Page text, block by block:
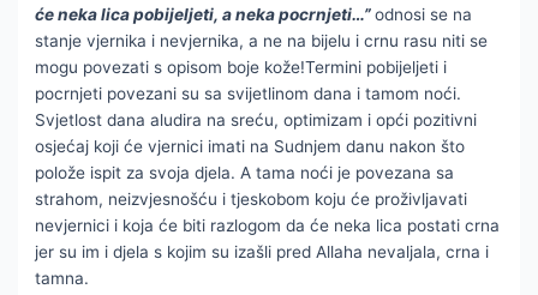
će neka lica pobijeljeti, a neka pocrnjeti…”odnosi se na
stanje vjernika i nevjernika, a ne na bijelu i crnu rasu niti se
mogu povezati s opisom boje kože!Termini pobijeljeti i
pocrnjeti povezani su sa svijetlinom dana i tamom noći.
Svjetlost dana aludira na sreću, optimizam i opći pozitivni
osjećaj koji će vjernici imati na Sudnjem danu nakon što
polože ispit za svoja djela. A tama noći je povezana sa
strahom, neizvjesnošću i tjeskobom koju će proživljavati
nevjernici i koja će biti razlogom da će neka lica postati crna
jer su im i djela s kojim su izašli pred Allaha nevaljala, crna i
tamna.